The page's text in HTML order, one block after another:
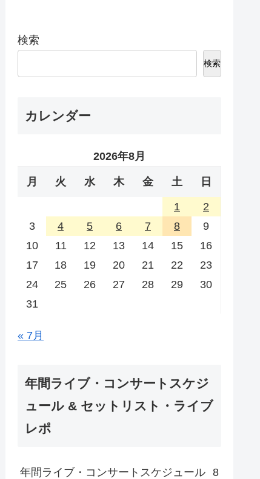
検索
検索
カレンダー
2026年8月
月 火 水 木 金 土 日
1
2
3
4 5 6 7 8
9
10
11 12 13 14 15
16
17
18 19 20 21 22
23
24
25 26 27 28 29
30
31
« 7月
年間ライブ・コンサートスケジ
ュール & セットリスト・ライブ
レポ
年間ライブ・コンサートスケジュール 8